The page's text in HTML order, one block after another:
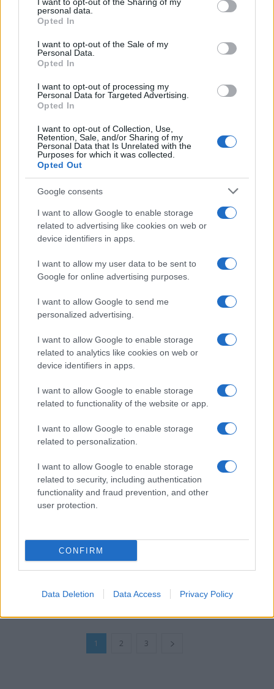
grant or deny consent to Google and its third-party tags to
use your data for below specified purposes in below Google
consent section.
personal data.
Opted In
I want to opt-out of the Sale of my
Personal Data.
Opted In
I want to opt-out of processing my
Personal Data for Targeted Advertising.
Opted In
I want to opt-out of Collection, Use,
Retention, Sale, and/or Sharing of my
Personal Data that Is Unrelated with the
Purposes for which it was collected.
Opted Out
Google consents
I want to allow Google to enable storage
related to advertising like cookies on web or
device identifiers in apps.
I want to allow my user data to be sent to
Google for online advertising purposes.
I want to allow Google to send me
personalized advertising.
I want to allow Google to enable storage
related to analytics like cookies on web or
device identifiers in apps.
I want to allow Google to enable storage
related to functionality of the website or app.
I want to allow Google to enable storage
related to personalization.
I want to allow Google to enable storage
related to security, including authentication
functionality and fraud prevention, and other
user protection.
CONFIRM
Data Deletion Data Access Privacy Policy
„Ne-am relaxat şi...
FOTO Criss şi Vlad au susţinut un concert în
Thailanda
Trupa One a lansat videoclipul melodiei
„Superstare“
Trupa One a lansat o nouă melodie,
1 2 3